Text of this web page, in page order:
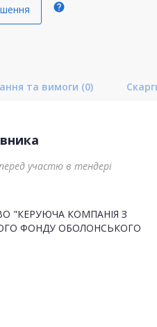
help
та вимоги (0)
участю в тендері
"КЕРУЮЧА КОМПАНІЯ З
ФОНДУ ОБОЛОНСЬКОГО